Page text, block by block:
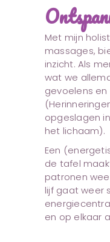
Met mijn
massages,
inzicht. Als
wat we
gevoelens
opgeslagen
het lichaam).
Een
de tafel
patronen
lijf gaat weer
en op elkaar